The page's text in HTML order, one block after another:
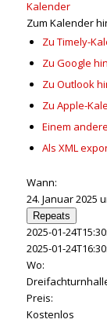
Kalender
Zum Kalender
Zu Timely-
Zu Google
Zu Outlook
Zu Apple-
Einem
Als XML
Wann:
24. Januar 2025
Repeats
2025-01-
2025-01-
Wo:
Preis:
Kostenlos